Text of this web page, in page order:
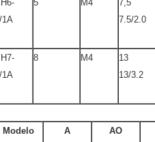
1A
5 M4
7,5
7.5/2.0
1A
8 M4
13
13/3.2
Modelo A AO